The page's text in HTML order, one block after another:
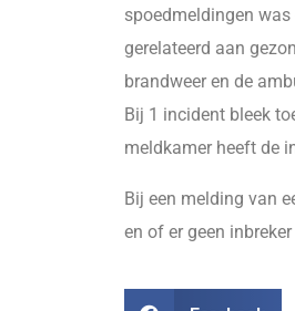
spoedmeldingen
gerelateerd aan
brandweer en de
Bij 1 incident bleek
meldkamer heeft de
Bij een melding van
en of er geen